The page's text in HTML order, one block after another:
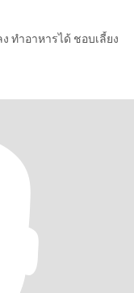
ทำอาหารได้ ชอบเลี้ยง